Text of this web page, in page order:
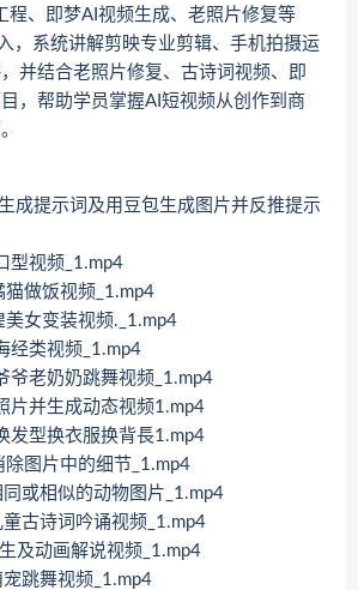
程、即梦AI视频生成、老照片修复等
，系统讲解剪映专业剪辑、手机拍摄运
并结合老照片修复、古诗词视频、即
，帮助学员掌握AI短视频从创作到商
成提示词及用豆包生成图片并反推提示
型视频_1.mp4
做饭视频_1.mp4
女变装视频._1.mp4
经类视频_1.mp4
爷老奶奶跳舞视频_1.mp4
片并生成动态视频1.mp4
发型换衣服换背長1.mp4
图片中的细节_1.mp4
或相似的动物图片_1.mp4
古诗词吟诵视频_1.mp4
及动画解说视频_1.mp4
跳舞视频_1.mp4